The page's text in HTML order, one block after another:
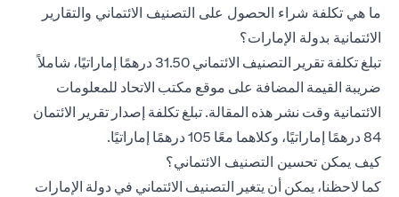
ما هي تكلفة شراء الحصول على التصنيف الائتماني والتقارير
الائتمانية بدولة الإمارات؟
تبلغ تكلفة تقرير التصنيف الائتماني 31.50 درهمًا إماراتيًا، شاملاً
ضريبة القيمة المضافة على موقع مكتب الاتحاد للمعلومات
الائتمانية وقت نشر هذه المقالة. تبلغ تكلفة إصدار تقرير الائتمان
84 درهمًا إماراتيًا، وكلاهما معًا 105 درهمًا إماراتيًا.
كيف يمكن تحسين التصنيف الائتماني؟
كما لاحظنا، يمكن أن يتغير التصنيف الائتماني في دولة الإمارات